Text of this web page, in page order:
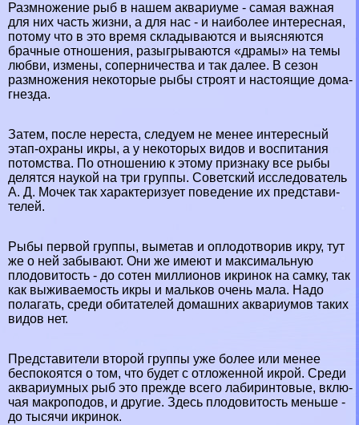
Размножение рыб в нашем аквариуме - самая важ­ная
для них часть жизни, а для нас - и наиболее инте­ресная,
потому что в это время складываются и выясня­ются
брачные отношения, разыгрываются «драмы» на темы
любви, измены, соперничества и так далее. В се­зон
размножения некоторые рыбы строят и настоящие дома-
гнезда.
Затем, после нереста, следуем не менее интересный
этап-охраны икры, а у некоторых видов и воспитания
потомства. По отношению к этому признаку все рыбы
делятся наукой на три группы. Советский исследователь
А. Д. Мочек так хаpaктеризует поведение их представи­
телей.
Рыбы первой группы, выметав и оплодотворив икру, тут
же о ней забывают. Они же имеют и максимальную
плодовитость - до сотен миллионов икринок на самку, так
как выживаемость икры и мальков очень мала. Надо
полагать, среди обитателей домашних аквариумов таких
видов нет.
Представители второй группы уже более или менее
беспокоятся о том, что будет с отложенной икрой. Среди
аквариумных рыб это прежде всего лабиринтовые, вклю­
чая макроподов, и другие. Здесь плодовитость меньше -
до тысячи икринок.